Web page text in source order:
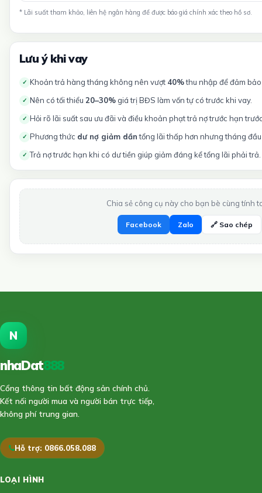
* Lãi suất tham khảo, liên hệ ngân hàng để được báo giá chính xác theo hồ sơ.
Lưu ý khi vay
✓ Khoản trả hàng tháng không nên vượt 40%thu nhập để đảm
✓ Nên có tối thiểu 20–30% giá trị BĐS làm vốn tự có trước khi vay.
✓ Hỏi rõ lãi suất sau ưu đãi và điều khoản phạt trả nợ trước hạn
✓ Phương thức dư nợ giảm dầntổng lãi thấp hơn nhưng tháng
✓ Trả nợ trước hạn khi có dư tiền giúp giảm đáng kể tổng lãi phải trả.
Chia sẻ công cụ này cho bạn bè cùng tính
Facebook Zalo 🔗 Sao chép
N
nhaDat888
Cổng thông tin bất động sản chính chủ.
Kết nối người mua và người bán trực tiếp,
không phí trung gian.
Hỗ trợ: 0866.058.088
LOẠI HÌNH